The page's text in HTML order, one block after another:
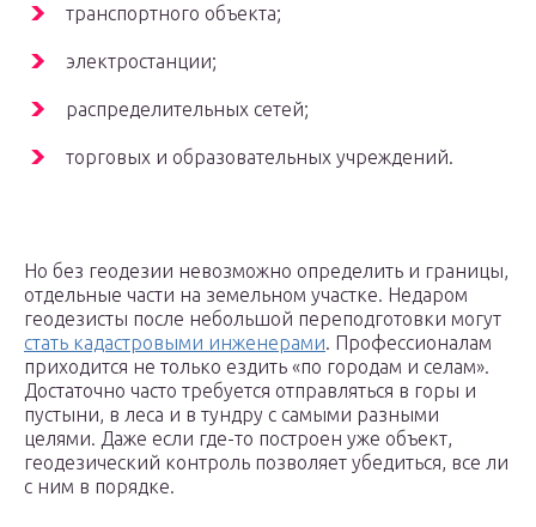
транспортного объекта;
электростанции;
распределительных сетей;
торговых и образовательных учреждений.
Но без геодезии невозможно определить и границы,
отдельные части на земельном участке. Недаром
геодезисты после небольшой переподготовки могут
стать кадастровыми инженерами. Профессионалам
приходится не только ездить «по городам и селам».
Достаточно часто требуется отправляться в горы и
пустыни, в леса и в тундру с самыми разными
целями. Даже если где-то построен уже объект,
геодезический контроль позволяет убедиться, все ли
с ним в порядке.